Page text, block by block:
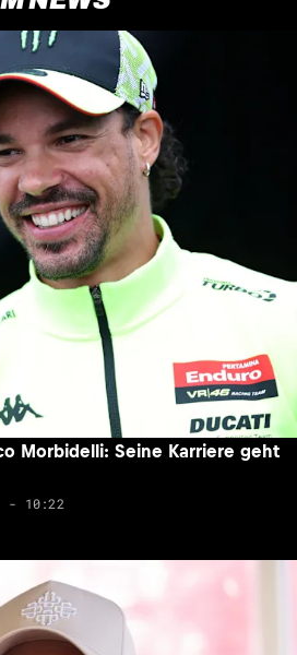
Morbidelli: Seine Karriere geht
- 10:22